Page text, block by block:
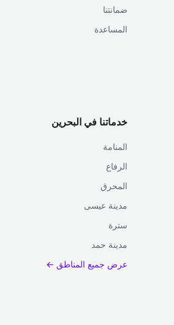
ضمانتنا
المساعدة
خدماتنا في البحرين
المنامة
الرفاع
المحرق
مدينة عيسى
سترة
مدينة حمد
عرض جميع المناطق ←